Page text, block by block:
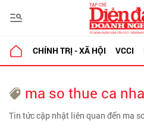
CHÍNH TRỊ - XÃ HỘI VCCI
ma so thue ca
Tin tức cập nhật liên quan đến ma